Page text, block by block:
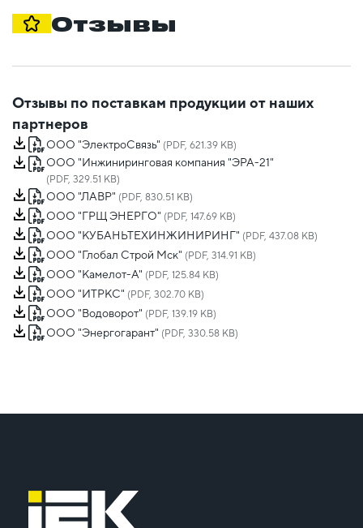
Отзывы
Отзывы по поставкам продукции от наших
партнеров
ООО "ЭлектроСвязь" (PDF, 621.39 KB)
ООО "Инжиниринговая компания "ЭРА-21"
(PDF, 329.51 KB)
ООО "ЛАВР" (PDF, 830.51 KB)
ООО "ГРЩ ЭНЕРГО" (PDF, 147.69 KB)
ООО "КУБАНЬТЕХИНЖИНИРИНГ" (PDF, 437.08 KB)
ООО "Глобал Строй Мск" (PDF, 314.91 KB)
ООО "Камелот-А" (PDF, 125.84 KB)
ООО "ИТРКС" (PDF, 302.70 KB)
ООО "Водоворот" (PDF, 139.19 KB)
ООО "Энергогарант" (PDF, 330.58 KB)